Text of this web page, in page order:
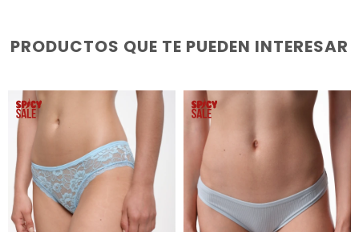
PRODUCTOS QUE TE PUEDEN INTERESAR